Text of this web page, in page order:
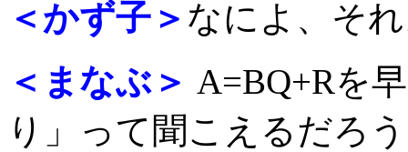
＜かず子＞ なによ、そ
＜まなぶ＞ A=BQ+Rを
り」って聞こえるだろ